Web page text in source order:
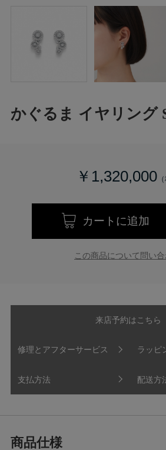
かぐるま イヤリング
￥1,320,000
この商品について問い
来店予約はこちら
修理とアフターサービス ラッピ
支払方法 配送方